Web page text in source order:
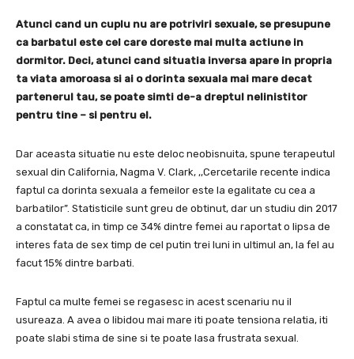
Atunci cand un cuplu nu are potriviri sexuale, se presupune
ca barbatul este cel care doreste mai multa actiune in
dormitor. Deci, atunci cand situatia inversa apare in propria
ta viata amoroasa si ai o dorinta sexuala mai mare decat
partenerul tau, se poate simti de-a dreptul nelinistitor
pentru tine – si pentru el.
Dar aceasta situatie nu este deloc neobisnuita, spune terapeutul
sexual din California, Nagma V. Clark, ,,Cercetarile recente indica
faptul ca dorinta sexuala a femeilor este la egalitate cu cea a
barbatilor”. Statisticile sunt greu de obtinut, dar un studiu din 2017
a constatat ca, in timp ce 34% dintre femei au raportat o lipsa de
interes fata de sex timp de cel putin trei luni in ultimul an, la fel au
facut 15% dintre barbati.
Faptul ca multe femei se regasesc in acest scenariu nu il
usureaza. A avea o libidou mai mare iti poate tensiona relatia, iti
poate slabi stima de sine si te poate lasa frustrata sexual.